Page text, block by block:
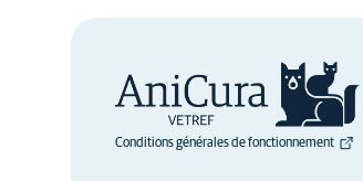
Conditions générales de fonctionnement